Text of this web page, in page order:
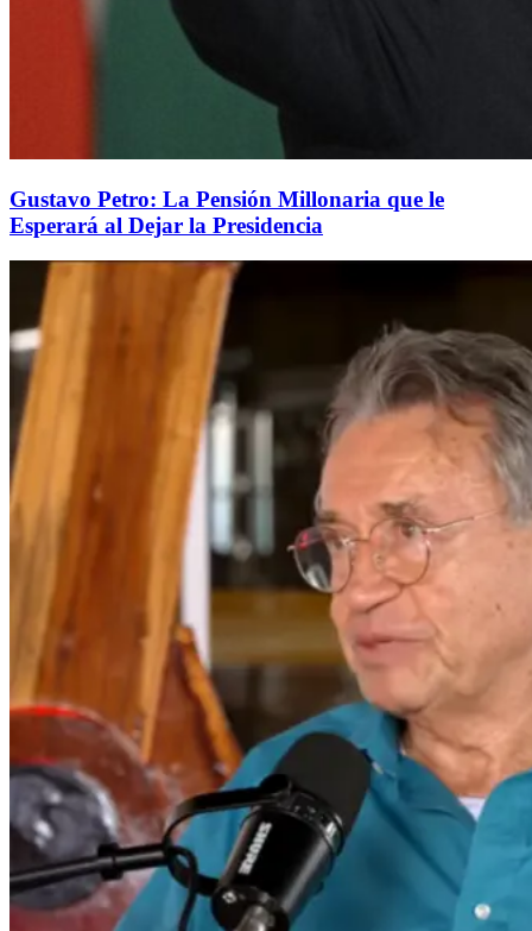
Gustavo Petro: La Pensión Millonaria que le
Esperará al Dejar la Presidencia